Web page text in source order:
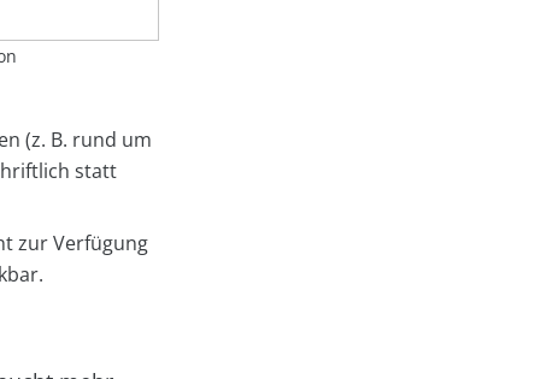
(z. B. rund um
statt
zur Verfügung